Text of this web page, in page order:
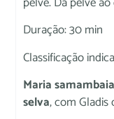
Duração: 30 min
Classificação
Maria
selva, com Gladis